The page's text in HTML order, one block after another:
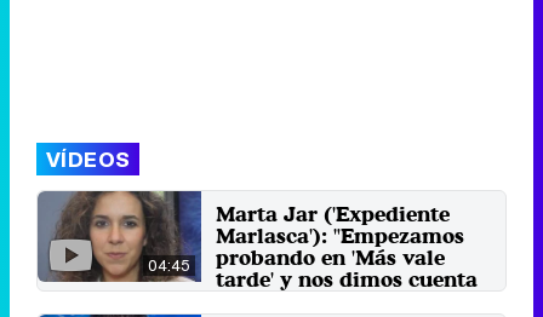
VÍDEOS
04:45
Marta Jar ('Expediente
Marlasca'): "Empezamos
probando en 'Más vale
tarde' y nos dimos cuenta